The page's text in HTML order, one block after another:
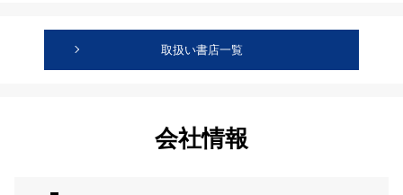
取扱い書店一覧
会社情報